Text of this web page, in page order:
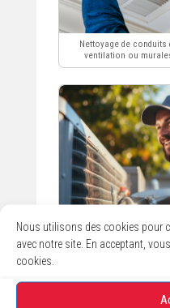
Nous utilisons des cookies pour
avec notre site. En acceptant,
cookies.